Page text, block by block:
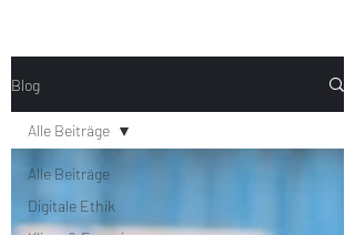
Blog
Alle Beiträge
Digitale Ethik
Alle Beiträge